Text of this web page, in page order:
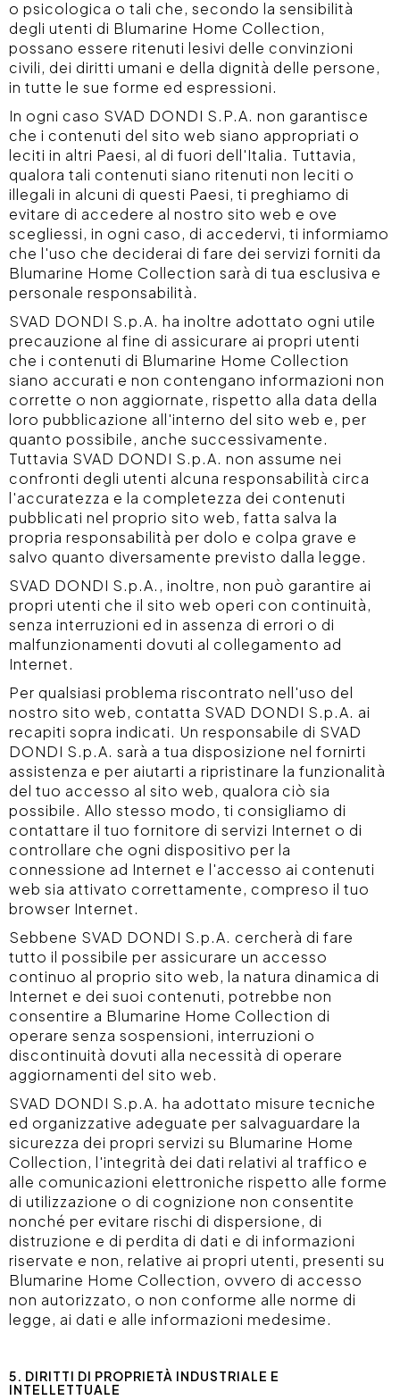
o psicologica o tali che, secondo la sensibilità
degli utenti di Blumarine Home Collection,
possano essere ritenuti lesivi delle convinzioni
civili, dei diritti umani e della dignità delle persone,
in tutte le sue forme ed espressioni.
In ogni caso SVAD DONDI S.P.A. non garantisce
che i contenuti del sito web siano appropriati o
leciti in altri Paesi, al di fuori dell'Italia. Tuttavia,
qualora tali contenuti siano ritenuti non leciti o
illegali in alcuni di questi Paesi, ti preghiamo di
evitare di accedere al nostro sito web e ove
scegliessi, in ogni caso, di accedervi, ti informiamo
che l'uso che deciderai di fare dei servizi forniti da
Blumarine Home Collection sarà di tua esclusiva e
personale responsabilità.
SVAD DONDI S.p.A. ha inoltre adottato ogni utile
precauzione al fine di assicurare ai propri utenti
che i contenuti di Blumarine Home Collection
siano accurati e non contengano informazioni non
corrette o non aggiornate, rispetto alla data della
loro pubblicazione all'interno del sito web e, per
quanto possibile, anche successivamente.
Tuttavia SVAD DONDI S.p.A. non assume nei
confronti degli utenti alcuna responsabilità circa
l'accuratezza e la completezza dei contenuti
pubblicati nel proprio sito web, fatta salva la
propria responsabilità per dolo e colpa grave e
salvo quanto diversamente previsto dalla legge.
SVAD DONDI S.p.A., inoltre, non può garantire ai
propri utenti che il sito web operi con continuità,
senza interruzioni ed in assenza di errori o di
malfunzionamenti dovuti al collegamento ad
Internet.
Per qualsiasi problema riscontrato nell'uso del
nostro sito web, contatta SVAD DONDI S.p.A. ai
recapiti sopra indicati. Un responsabile di SVAD
DONDI S.p.A. sarà a tua disposizione nel fornirti
assistenza e per aiutarti a ripristinare la funzionalità
del tuo accesso al sito web, qualora ciò sia
possibile. Allo stesso modo, ti consigliamo di
contattare il tuo fornitore di servizi Internet o di
controllare che ogni dispositivo per la
connessione ad Internet e l'accesso ai contenuti
web sia attivato correttamente, compreso il tuo
browser Internet.
Sebbene SVAD DONDI S.p.A. cercherà di fare
tutto il possibile per assicurare un accesso
continuo al proprio sito web, la natura dinamica di
Internet e dei suoi contenuti, potrebbe non
consentire a Blumarine Home Collection di
operare senza sospensioni, interruzioni o
discontinuità dovuti alla necessità di operare
aggiornamenti del sito web.
SVAD DONDI S.p.A. ha adottato misure tecniche
ed organizzative adeguate per salvaguardare la
sicurezza dei propri servizi su Blumarine Home
Collection, l'integrità dei dati relativi al traffico e
alle comunicazioni elettroniche rispetto alle forme
di utilizzazione o di cognizione non consentite
nonché per evitare rischi di dispersione, di
distruzione e di perdita di dati e di informazioni
riservate e non, relative ai propri utenti, presenti su
Blumarine Home Collection, ovvero di accesso
non autorizzato, o non conforme alle norme di
legge, ai dati e alle informazioni medesime.
5. DIRITTI DI PROPRIETÀ INDUSTRIALE E
INTELLETTUALE